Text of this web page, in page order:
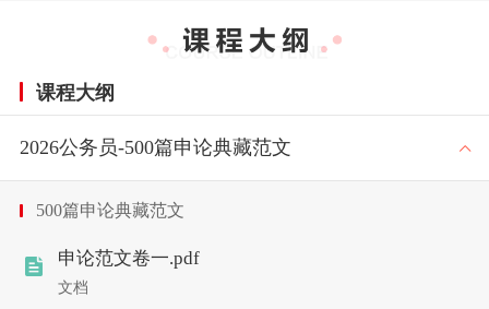
课程大纲
2026公务员-500篇申论典藏范文
500篇申论典藏范文
申论范文卷一.pdf
文档